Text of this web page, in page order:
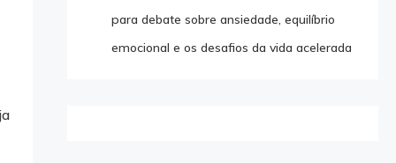
para debate sobre ansiedade, equilíbrio
emocional e os desafios da vida acelerada